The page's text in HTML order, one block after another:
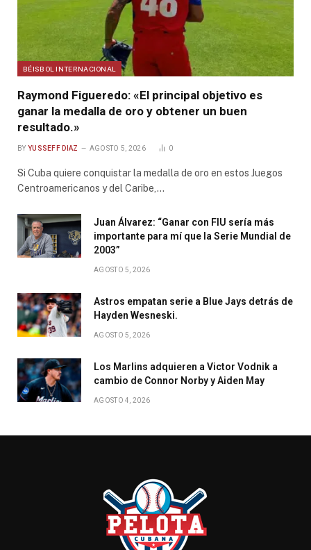
BÉISBOL INTERNACIONAL
Raymond Figueredo: «El principal objetivo es
ganar la medalla de oro y obtener un buen
resultado.»
BY YUSSEFF DIAZ AGOSTO 5, 2026 0
Si Cuba quiere conquistar la medalla de oro en estos Juegos
Centroamericanos y del Caribe,…
Juan Álvarez: “Ganar con FIU sería más
importante para mí que la Serie Mundial de
2003”
AGOSTO 5, 2026
Astros empatan serie a Blue Jays detrás de
Hayden Wesneski.
AGOSTO 5, 2026
Los Marlins adquieren a Victor Vodnik a
cambio de Connor Norby y Aiden May
AGOSTO 4, 2026